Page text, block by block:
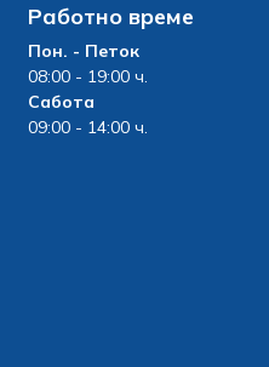
Работно време
Пон. - Петок
08:00 - 19:00 ч.
Сабота
09:00 - 14:00 ч.